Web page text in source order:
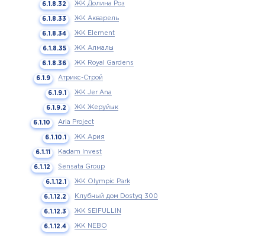
ЖК Долина Роз
ЖК Акварель
ЖК Element
ЖК Алмалы
ЖК Royal Gardens
Атрикс-Строй
ЖК Jer Ana
ЖК Жеруйык
Aria Project
ЖК Ария
Kadam Invest
Sensata Group
ЖК Olympic Park
Клубный дом Dostyq 300
ЖК SEIFULLIN
ЖК NEBO